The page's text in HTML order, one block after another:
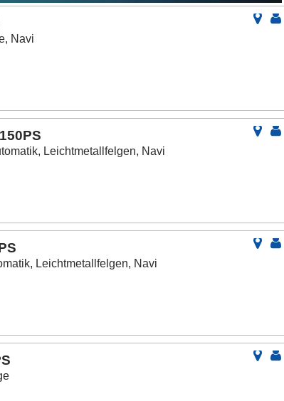
Navi
Leichtmetallfelgen, Navi
Leichtmetallfelgen, Navi